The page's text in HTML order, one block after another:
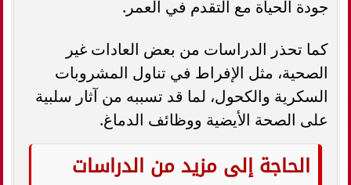
جودة الحياة مع التقدم في العمر.
كما تحذر الدراسات من بعض العادات غير
الصحية، مثل الإفراط في تناول المشروبات
السكرية والكحول، لما قد تسببه من آثار سلبية
على الصحة الأيضية ووظائف الدماغ.
الحاجة إلى مزيد من الدراسات